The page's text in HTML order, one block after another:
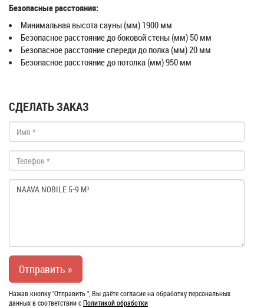
Безопасные расстояния:
Минимальная высота сауны (мм) 1900 мм
Безопасное расстояние до боковой стены (мм) 50 мм
Безопасное расстояние спереди до полка (мм) 20 мм
Безопасное расстояние до потолка (мм) 950 мм
СДЕЛАТЬ ЗАКАЗ
Нажав кнопку "Отправить ", Вы даёте согласие на обработку персональных
данных в соответствии сПолитикой обработки